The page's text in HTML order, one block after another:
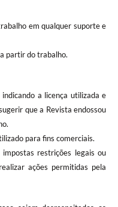
em qualquer suporte e
partir do trabalho.
a licença utilizada e
que a Revista endossou
para fins comerciais.
impostas restrições legais ou
ações permitidas pela